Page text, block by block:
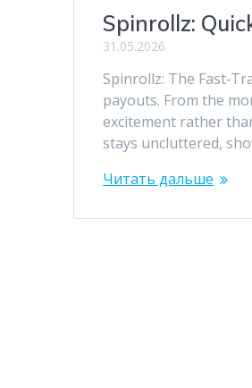
Spinrollz:
31.05.2026
Spinrollz: The
payouts. From the
excitement rather
stays uncluttered,
Читать дальше